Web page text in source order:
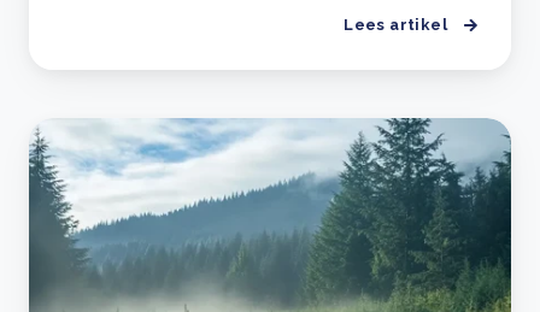
Lees artikel